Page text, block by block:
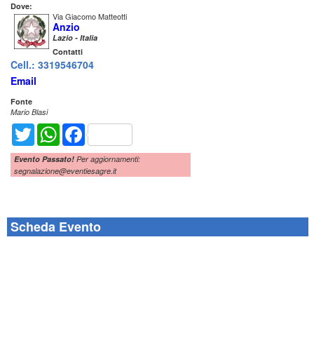
Dove:
Via Giacomo Matteotti
Anzio
Lazio - Italia
Contatti
Cell.: 3319546704
Email
Fonte
Mario Blasi
Twitter WhatsAppFacebook
Evento Passato! Per aggiornamenti:
segnalazione@eventiesagre.it
Scheda Evento